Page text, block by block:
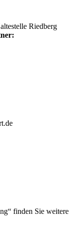
Riedberg
finden Sie weitere